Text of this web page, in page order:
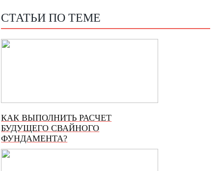
СТАТЬИ ПО ТЕМЕ
КАК ВЫПОЛНИТЬ РАСЧЕТ
БУДУЩЕГО СВАЙНОГО
ФУНДАМЕНТА?